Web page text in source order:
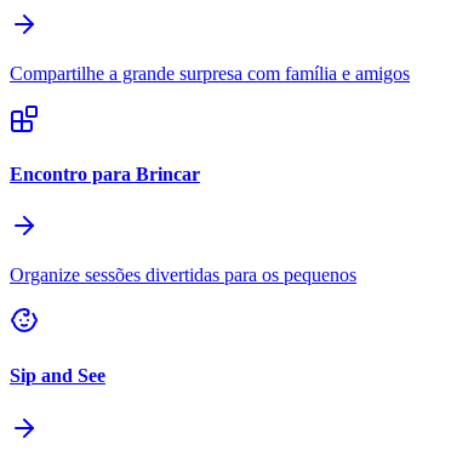
Compartilhe a grande surpresa com família e amigos
Encontro para Brincar
Organize sessões divertidas para os pequenos
Sip and See